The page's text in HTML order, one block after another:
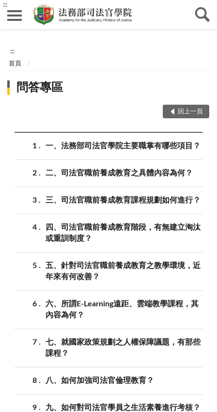
:::
:::
首頁
問答專區
回上一頁
1 一、法務部司法官學院主要職掌有哪些項目？
2 二、司法官職前養成教育之具體內容為何？
3 三、司法官職前養成教育課程規劃如何進行？
4
四、司法官職前養成教育階段，有無建立淘汰
或重訓制度？
5
五、針對司法官職前養成教育之教學環境，近
年來有何改善？
6
六、所謂E-Learning遠距、雲端教學課程，其
內容為何？
7
七、就國家政策規劃之人權保障議題，有那些
課程？
8 八、如何加強司法官倫理教育？
9 九、如何對司法官學員之生活素養進行考核？